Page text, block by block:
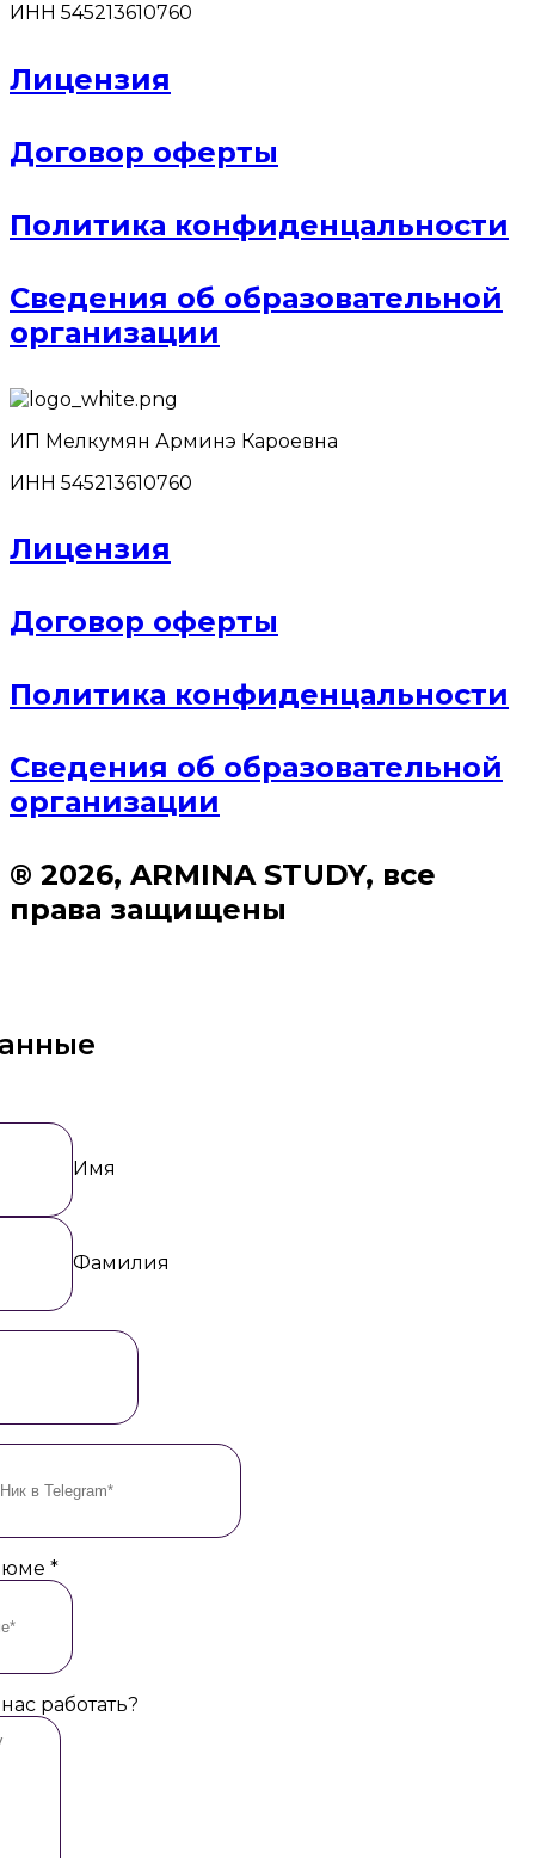
ИНН 545213610760
Лицензия
Договор оферты
Политика конфиденцальности
Сведения об образовательной
организации
ИП Мелкумян Арминэ Кароевна
ИНН 545213610760
Лицензия
Договор оферты
Политика конфиденцальности
Сведения об образовательной
организации
® 2026, ARMINA STUDY, все
права защищены
Имя
Фамилия
*
работать?